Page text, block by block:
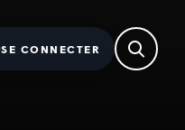
SE CONNECTER